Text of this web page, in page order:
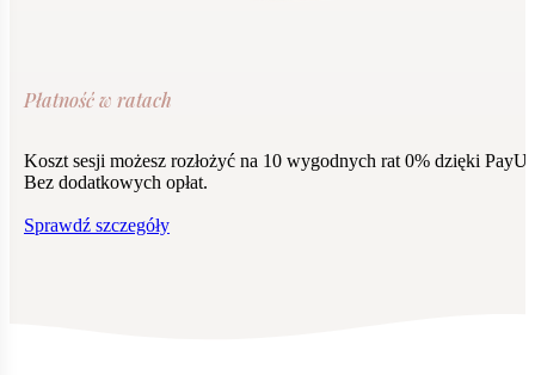
Płatność w ratach
Koszt sesji możesz rozłożyć na 10 wygodnych rat 0% dzięki PayU.
Bez dodatkowych opłat.
Sprawdź szczegóły